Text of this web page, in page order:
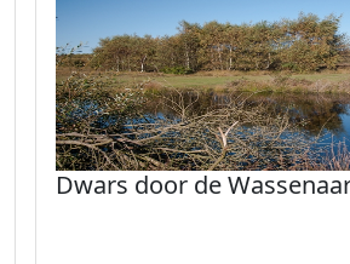
Dwars door de